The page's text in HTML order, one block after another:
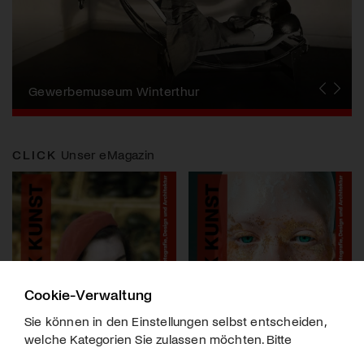
Künstlerin
Aargauer Kunsthaus
Gewerbemuseum Winterthur
Liste Art Fair Basel
Bündner Kunstmuseum
Künstler:innen Portraits
Junge Schweizer Kunst
Vögele Kultur Zentrum
Nidwaldner Museum
Haus für Kunst Uri
CLICK Unser eMagazin
Cookie-Verwaltung
Sie können in den Einstellungen selbst entscheiden,
welche Kategorien Sie zulassen möchten. Bitte